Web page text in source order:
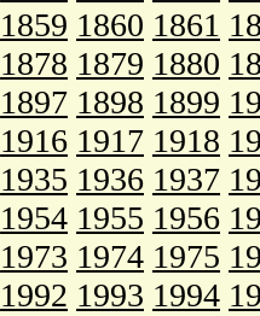
1859 1860 1861
1878 1879 1880
1897 1898 1899
1916 1917 1918
1935 1936 1937
1954 1955 1956
1973 1974 1975
1992 1993 1994